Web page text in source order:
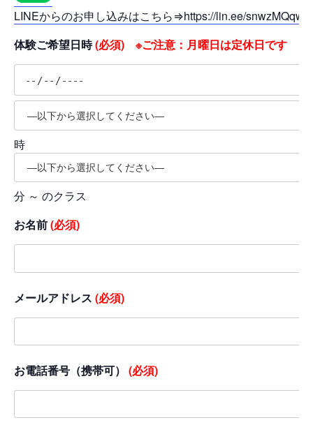
LINEからのお申し込みはこちら⇒https://lin.ee/snwzMQqw
体験ご希望日時(必須) ※ご注意：月曜日は定休日です
時
分 ～ のクラス
お名前(必須)
メールアドレス (必須)
お電話番号（携帯可） (必須)